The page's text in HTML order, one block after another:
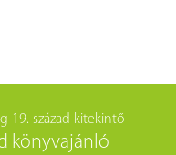
19. század kitekintő
könyvajánló